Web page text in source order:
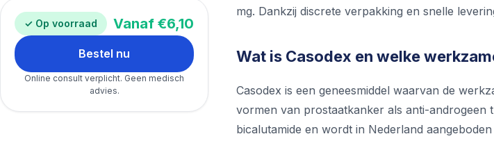
✓ Op voorraad Vanaf €6,10
Bestel nu
Online consult verplicht. Geen medisch
advies.
mg. Dankzij discrete verpakking en snelle
Wat is Casodex en welke
Casodex is een geneesmiddel waarvan de
vormen van prostaatkanker als anti-androgeen
bicalutamide en wordt in Nederland